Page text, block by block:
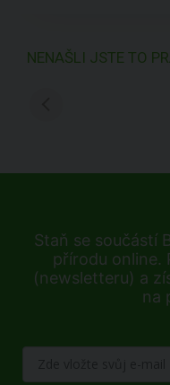
NENAŠLI JSTE TO
Staň se součástí
přírodu online.
(newsletteru) a
na